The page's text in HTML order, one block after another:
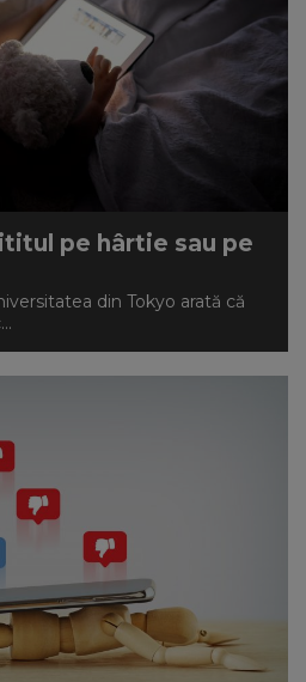
pe hârtie sau pe
din Tokyo arată că